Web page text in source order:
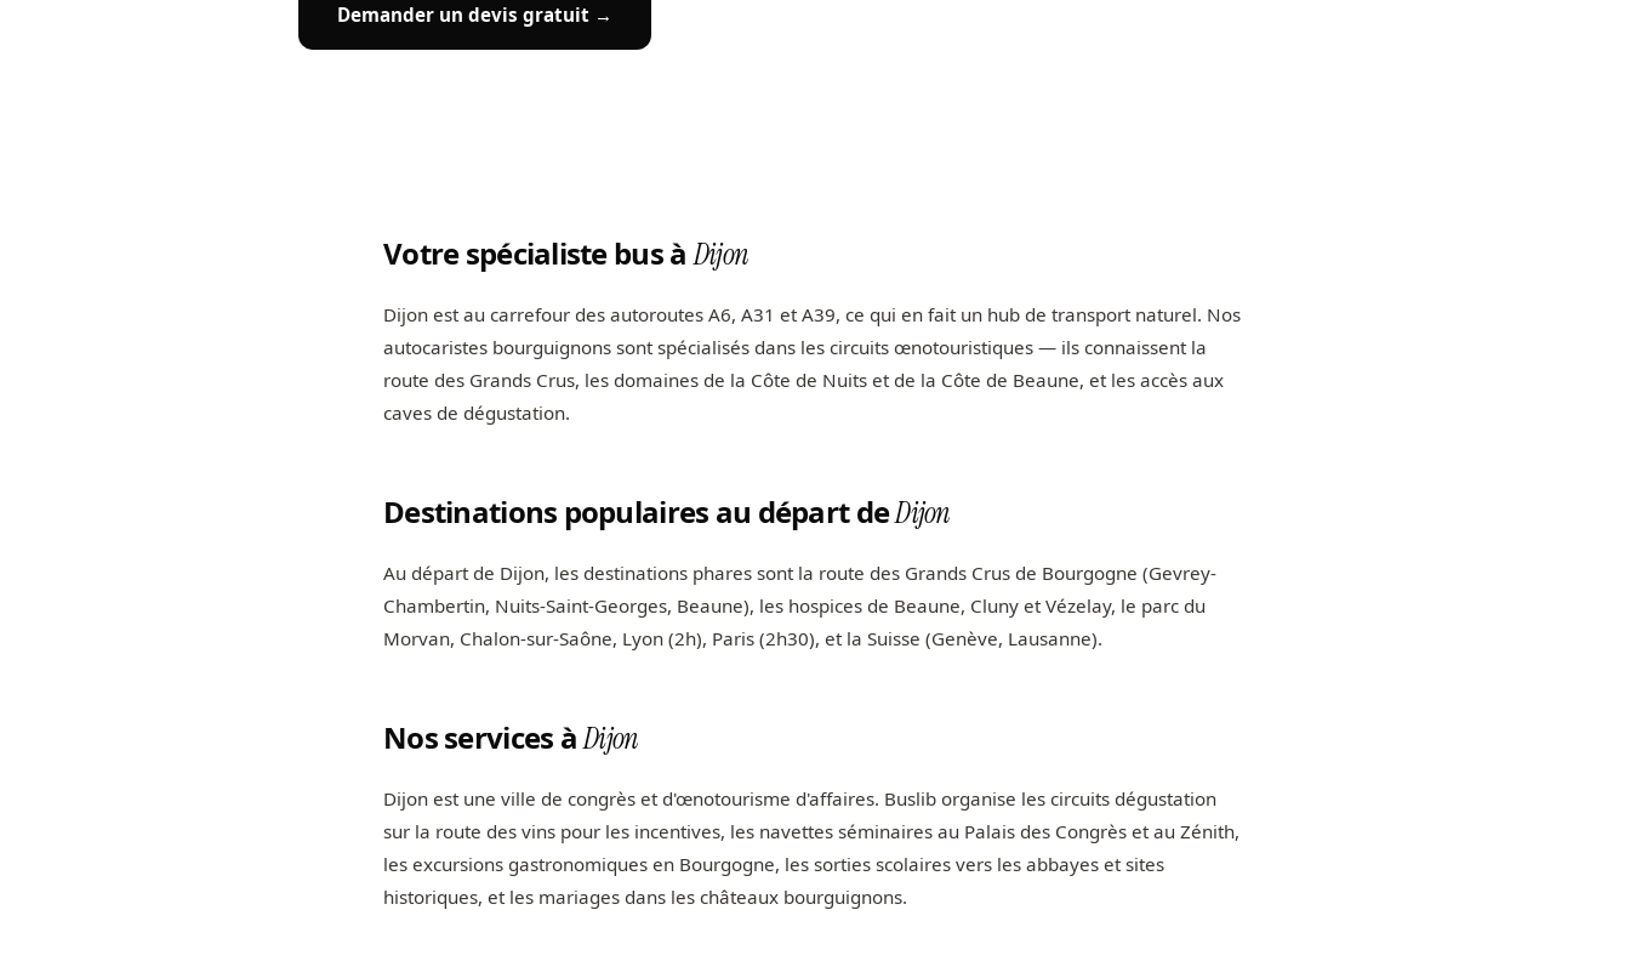
Demander un devis gratuit →
Votre spécialiste bus àDijon
Dijon est au carrefour des autoroutes A6, A31 et A39, ce qui en fait un hub de transport naturel. Nos
autocaristes bourguignons sont spécialisés dans les circuits œnotouristiques — ils connaissent la
route des Grands Crus, les domaines de la Côte de Nuits et de la Côte de Beaune, et les accès aux
caves de dégustation.
Destinations populaires au départ deDijon
Au départ de Dijon, les destinations phares sont la route des Grands Crus de Bourgogne (Gevrey-
Chambertin, Nuits-Saint-Georges, Beaune), les hospices de Beaune, Cluny et Vézelay, le parc du
Morvan, Chalon-sur-Saône, Lyon (2h), Paris (2h30), et la Suisse (Genève, Lausanne).
Nos services àDijon
Dijon est une ville de congrès et d'œnotourisme d'affaires. Buslib organise les circuits dégustation
sur la route des vins pour les incentives, les navettes séminaires au Palais des Congrès et au Zénith,
les excursions gastronomiques en Bourgogne, les sorties scolaires vers les abbayes et sites
historiques, et les mariages dans les châteaux bourguignons.